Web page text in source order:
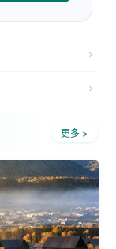
更多 >